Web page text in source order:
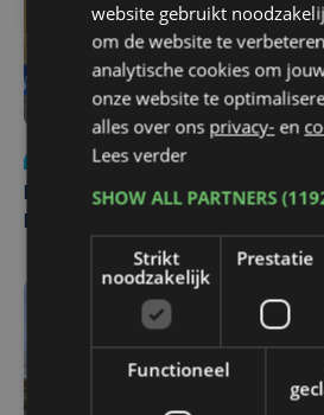
Nieuws
di 4 augustus | 09:32
Man en vrouw dood aangetroffen
website gebruikt
om de website te
analytische cookies om
onze website te
alles over ons privacy- en
Lees verder
SHOW ALL PARTNERS
Strikt
noodzakelijk
Prestatie
Functioneel